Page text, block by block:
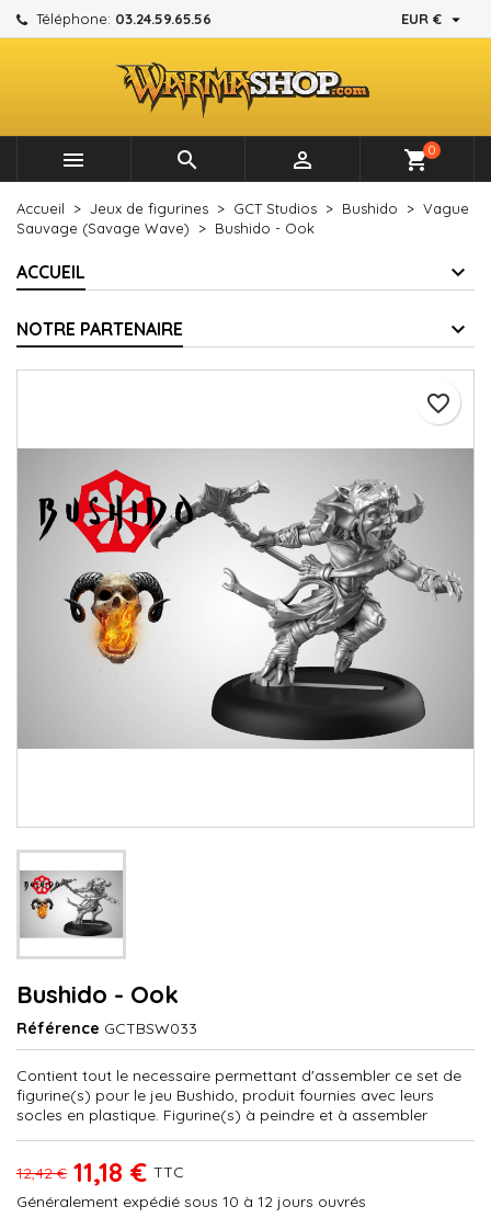
Téléphone: 03.24.59.65.56 EUR € 
   shopping_cart0
Accueil Jeux de figurines GCT Studios Bushido
Vague
Sauvage (Savage Wave)
Bushido - Ook
ACCUEIL
NOTRE PARTENAIRE
Bushido - Ook
Référence GCTBSW033
Contient tout le necessaire permettant d'assembler ce set de
figurine(s) pour le jeu Bushido, produit fournies avec leurs
socles en plastique. Figurine(s) à peindre et à assembler
12,42 € 11,18 € TTC
Généralement expédié sous 10 à 12 jours ouvrés
favorite_border
Mes listes d'envies ×
Créer une nouvelle liste
Créer une liste d'envies ×
Nom de la liste d'envies
Annuler Créer une liste d'envies
Connexion ×
Vous devez être connecté pour ajouter des produits à
votre liste d'envies.